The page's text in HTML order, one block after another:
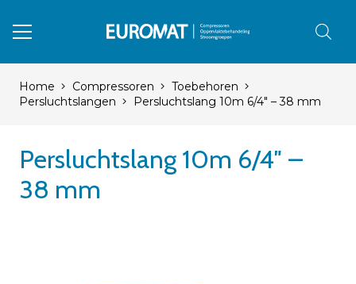
Home Compressoren
Toebehoren
Persluchtslangen
Persluchtslang 10m 6/4″ – 38 mm
Persluchtslang 10m 6/4″ –
38 mm